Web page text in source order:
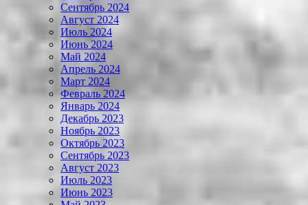
Сентябрь 2024
Август 2024
Июль 2024
Июнь 2024
Май 2024
Апрель 2024
Март 2024
Февраль 2024
Январь 2024
Декабрь 2023
Ноябрь 2023
Октябрь 2023
Сентябрь 2023
Август 2023
Июль 2023
Июнь 2023